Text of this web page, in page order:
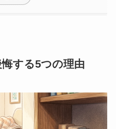
する5つの理由